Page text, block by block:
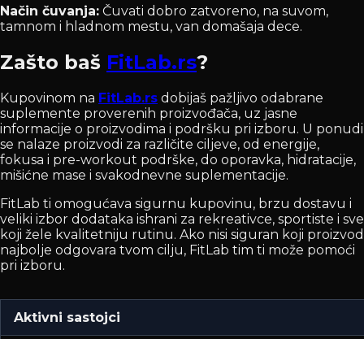
Način čuvanja: Čuvati dobro zatvoreno, na suvom,
tamnom i hladnom mestu, van domašaja dece.
Zašto baš FitLab.rs?
Kupovinom na FitLab.rs dobijaš pažljivo odabrane
suplemente proverenih proizvođača, uz jasne
informacije o proizvodima i podršku pri izboru. U ponudi
se nalaze proizvodi za različite ciljeve, od energije,
fokusa i pre-workout podrške, do oporavka, hidratacije,
mišićne mase i svakodnevne suplementacije.
FitLab ti omogućava sigurnu kupovinu, brzu dostavu i
veliki izbor dodataka ishrani za rekreativce, sportiste i sve
koji žele kvalitetniju rutinu. Ako nisi siguran koji proizvod
najbolje odgovara tvom cilju, FitLab tim ti može pomoći
pri izboru.
Aktivni sastojci